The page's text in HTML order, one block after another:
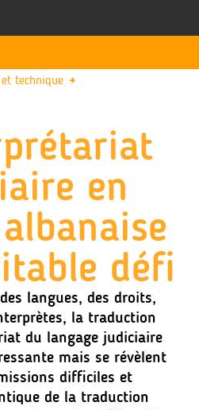
technique
en
défi
langues, des droits,
la traduction
du langage judiciaire
mais se révèlent
difficiles et
de la traduction